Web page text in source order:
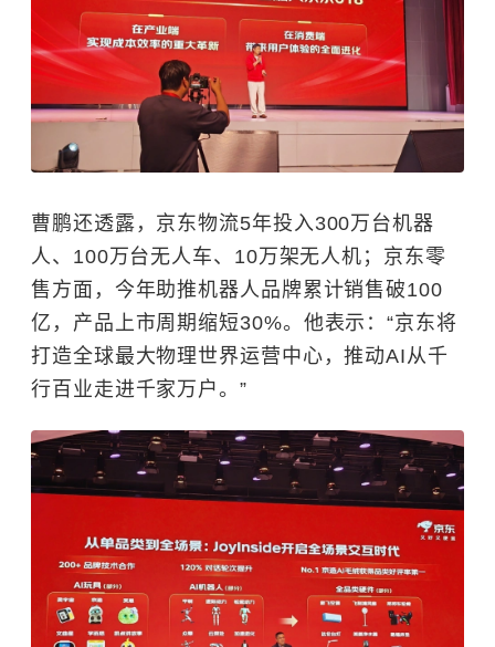
曹鹏还透露， 京东物流5年投入300万台机器
人、100万台无人车、10万架无人机；京东零
售方面，今年助推机器人品牌累计销售破100
亿，产品上市周期缩短30%。 他表示：“京东将
打造全球最大物理世界运营中心，推动AI从千
行百业走进千家万户。”